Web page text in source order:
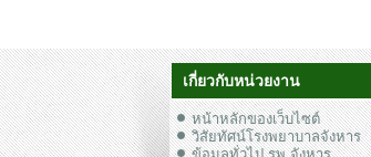
เกี่ยวกับหน่วยงาน
หน้าหลักของเว็บไซต์
วิสัยทัศน์โรงพยาบาลจังหาร